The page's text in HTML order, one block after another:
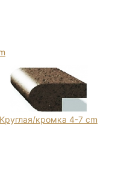
Kруглая/кромка 4-7 cm